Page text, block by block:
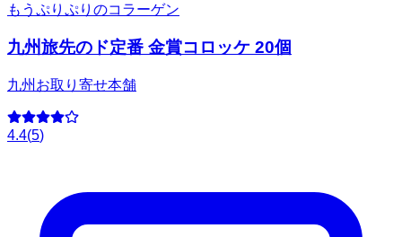
もうぷりぷりのコラーゲン
九州旅先のド定番 金賞コロッケ 20個
九州お取り寄せ本舗
4.4(5)